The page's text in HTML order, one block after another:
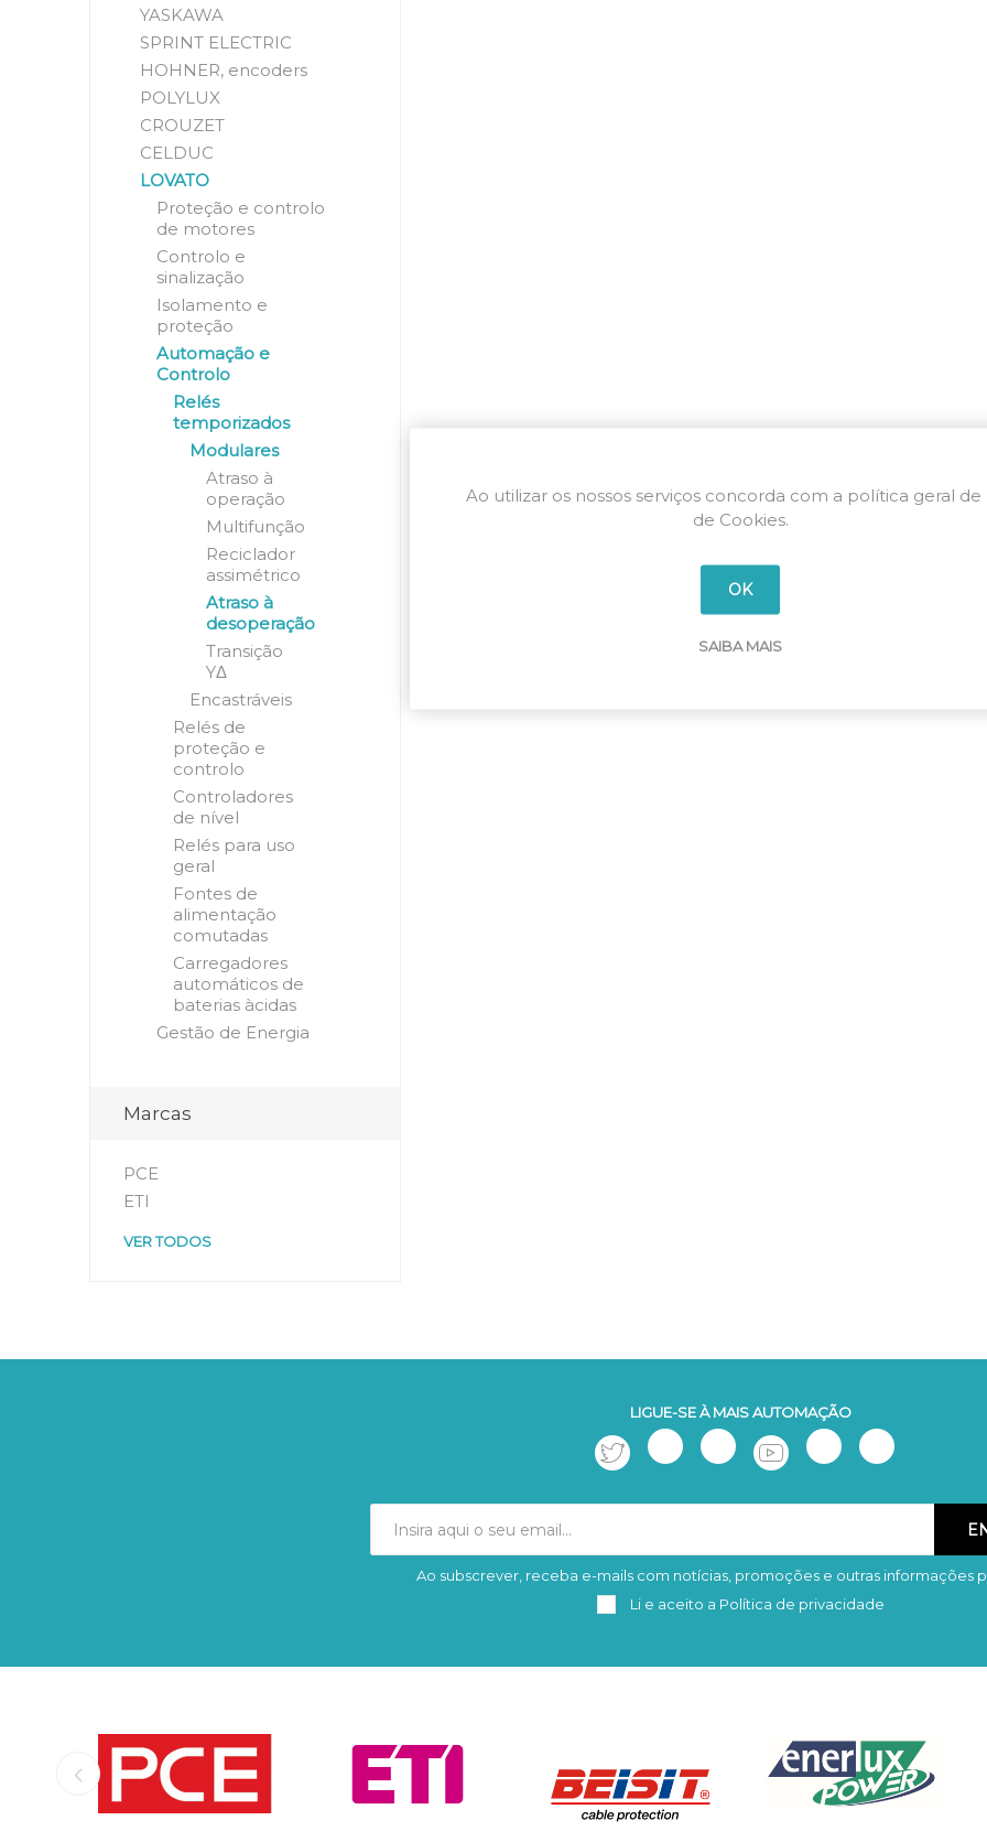
YASKAWA
SPRINT ELECTRIC
HOHNER, encoders
POLYLUX
CROUZET
CELDUC
LOVATO
Proteção e controlo
de motores
Controlo e
sinalização
Isolamento e
proteção
Automação e
Controlo
Relés
temporizados
Modulares
Atraso à
operação
Multifunção
Reciclador
assimétrico
Atraso à
desoperação
Transição
YΔ
Encastráveis
Relés de
proteção e
controlo
Controladores
de nível
Relés para uso
geral
Fontes de
alimentação
comutadas
Carregadores
automáticos de
baterias àcidas
Gestão de Energia
Marcas
PCE
ETI
VER TODOS
LIGUE-SE À MAIS AUTOMAÇÃO
Subscrever Remover
Ao subscrever, receba e-mails com notícias, promoções e outras informações
Li e aceito a Política de privacidade
Ao utilizar os nossos serviços concorda com a política geral de
de Cookies.
OK
SAIBA MAIS